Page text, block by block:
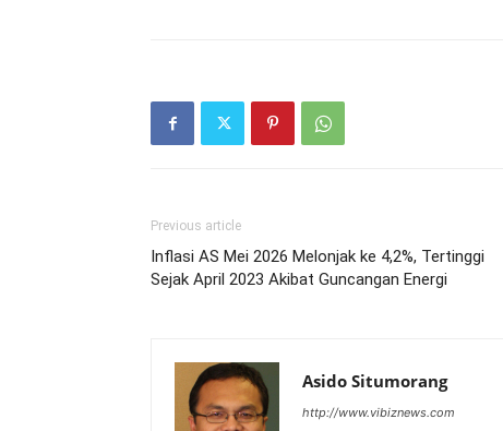
Previous article
Inflasi AS Mei 2026 Melonjak ke 4,2%, Tertinggi
Sejak April 2023 Akibat Guncangan Energi
Asido Situmorang
http://www.vibiznews.com